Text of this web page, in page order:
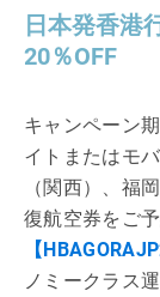
日本発香港
20％OFF
キャンペーン
イトまたはモ
（関西）、福
復航空券をご
【
ノミークラス